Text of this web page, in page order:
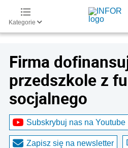
Kategorie
Firma
przedszkole z
socjalnego
Subskrybuj nas na Youtube
Zapisz się na newsletter